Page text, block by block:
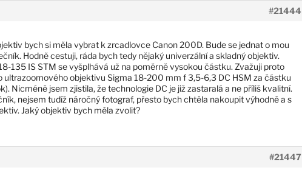
#21444
bych si měla vybrat k zrcadlovce Canon 200D. Bude se jednat o mou
Hodně cestuji, ráda bych tedy nějaký univerzální a skladný objektiv.
135 IS STM se vyšplhává už na poměrně vysokou částku. Zvažuji proto
ultrazoomového objektivu Sigma 18-200 mm f 3,5-6,3 DC HSM za částku
Nicméně jsem zjistila, že technologie DC je již zastaralá a ne příliš kvalitní.
nejsem tudíž náročný fotograf, přesto bych chtěla nakoupit výhodně a s
Jaký objektiv bych měla zvolit?
#21447